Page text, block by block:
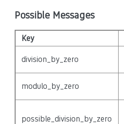
Possible Messages
Key
division_by_zero
modulo_by_zero
possible_division_by_zero